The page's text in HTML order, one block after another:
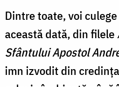
Dintre toate, voi
această dată, din filele
Sfântului Apostol
imn izvodit din